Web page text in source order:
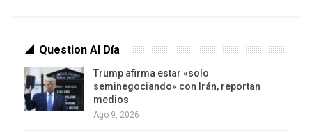
Question Al Día
Trump afirma estar «solo
seminegociando» con Irán, reportan
medios
Ago 9, 2026